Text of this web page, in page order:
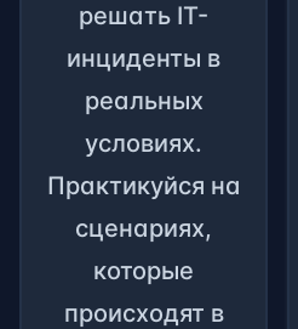
решать IT-
инциденты в
реальных
условиях.
Практикуйся на
сценариях,
которые
происходят в